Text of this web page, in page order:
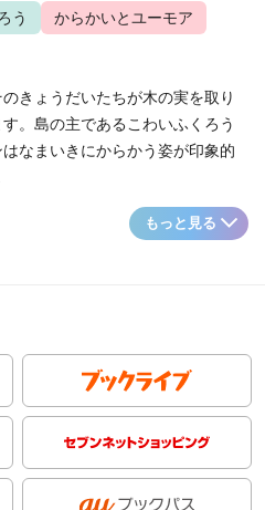
う
からかいとユーモア
きょうだいたちが木の実を取り
。島の主であるこわいふくろう
なまいきにからかう姿が印象的
もっと見る